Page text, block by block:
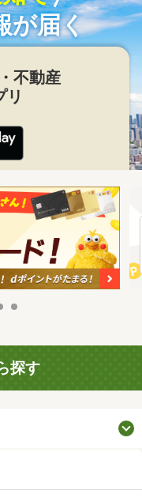
が届く
不動産
リ
探す